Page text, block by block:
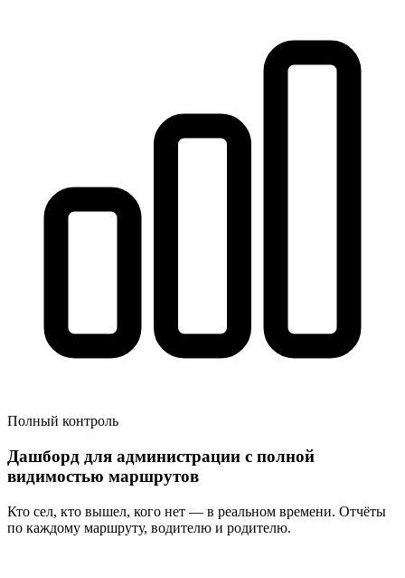
Полный контроль
Дашборд для администрации с полной
видимостью маршрутов
Кто сел, кто вышел, кого нет — в реальном времени. Отчёты
по каждому маршруту, водителю и родителю.